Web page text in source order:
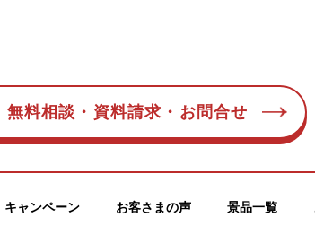
無料相談・資料請求・お問合せ
キャンペーン お客さまの声 景品一覧